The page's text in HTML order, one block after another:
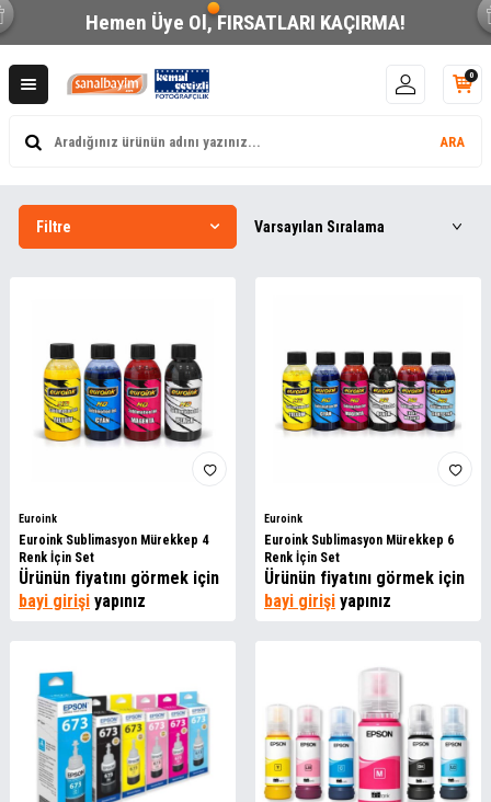
Hemen Üye Ol,FIRSATLARI KAÇIRMA!
ARA
0
Filtre
Euroink
Euroink Sublimasyon Mürekkep 4
Renk İçin Set
Ürünün fiyatını görmek için
bayi girişi yapınız
Euroink
Euroink Sublimasyon Mürekkep 6
Renk İçin Set
Ürünün fiyatını görmek için
bayi girişi yapınız